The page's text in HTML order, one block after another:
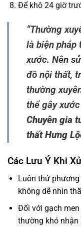
Để khô 24 giờ
“Thường
là biện pháp
xước. Nên
đồ nội thất,
thường
thể gây xước
Chuyên gia
thất Hưng
Các Lưu Ý Khi
Luôn thử
không dễ nhìn
Đối với gạch
thường khó nhận